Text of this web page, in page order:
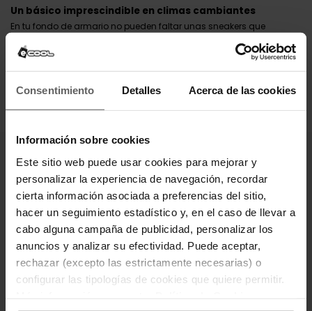
Consentimiento Detalles Acerca de las cookies
Información sobre cookies
Este sitio web puede usar cookies para mejorar y
personalizar la experiencia de navegación, recordar
cierta información asociada a preferencias del sitio,
hacer un seguimiento estadístico y, en el caso de llevar a
cabo alguna campaña de publicidad, personalizar los
anuncios y analizar su efectividad. Puede aceptar,
rechazar (excepto las estrictamente necesarias) o
configurar las tipologías de cookies que quiere permitir.
Un básico imprescindible en climas cambiantes
En tu fondo de armario no pueden faltar unas sneakers que
imprescindibles
si vives a otro ritmo y tu ropa tiene que seguirte el
paso.
una declaración de estilo activo, funcional y con carácter.
¡Entérate de todas las novedades y
ofertas!
Suscribte a nuestra newsletter y no te pierdas nada.
Puede darse de baja en cualquier momento. Para ello, consulte nuestra información
de contacto en el aviso legal.
He leído y acepto lostérminos y condiciones y la política de privacidad .